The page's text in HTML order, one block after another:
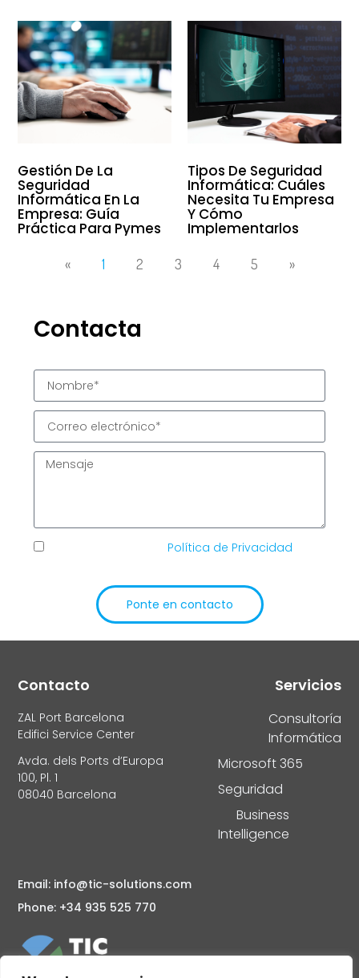
Gestión De La
Seguridad
Informática En La
Empresa: Guía
Práctica Para Pymes
Tipos De Seguridad
Informática: Cuáles
Necesita Tu Empresa
Y Cómo
Implementarlos
« 1 2 3 4 5 »
Contacta
Política de Privacidad
Ponte en contacto
Email: info@tic-solutions.com
Phone: +34 935 525 770
Servicios
Consultoría
Informática
Microsoft 365
Seguridad
Business
Intelligence
Contacto
ZAL Port Barcelona
Edifici Service Center
Avda. dels Ports d’Europa
100, Pl. 1
08040 Barcelona